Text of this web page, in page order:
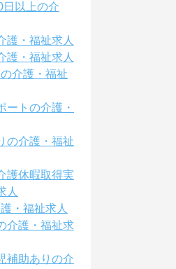
以上の介
護・福祉求人
護・福祉求人
介護・福祉
ートの介護・
の介護・福祉
護休暇取得実
人
・福祉求人
介護・福祉求
補助ありの介